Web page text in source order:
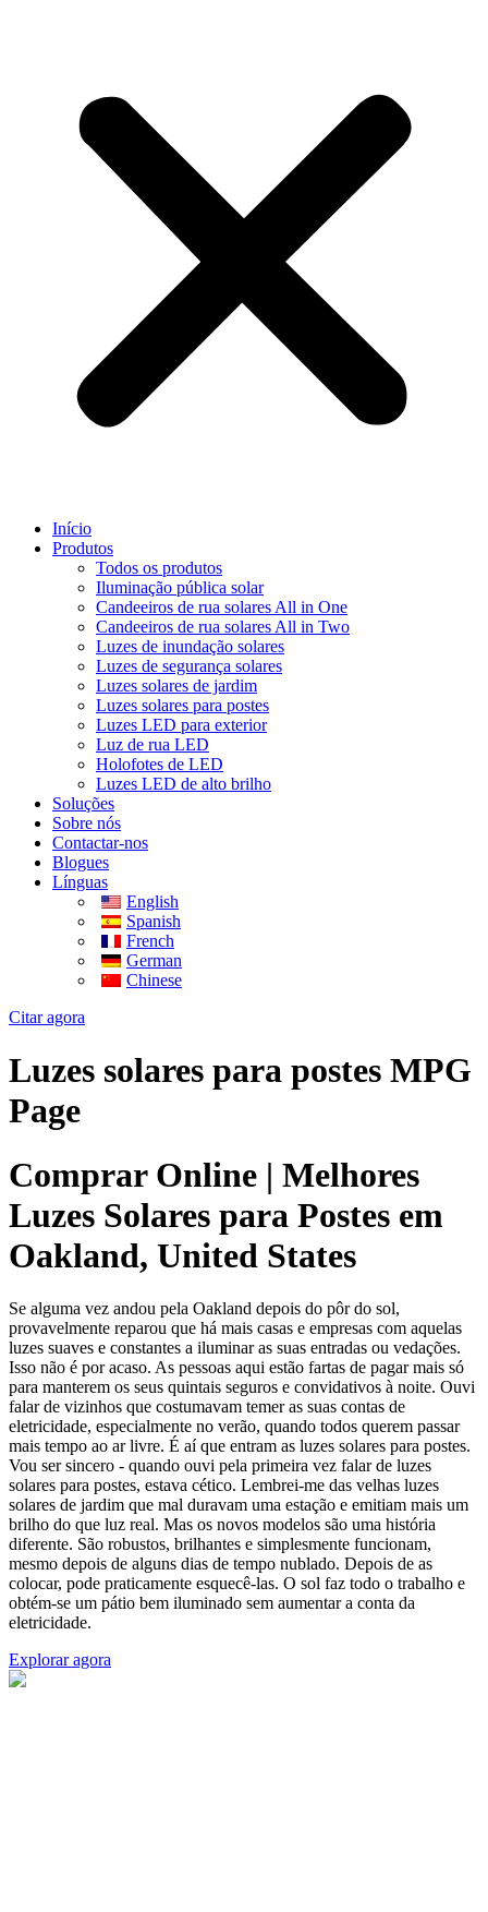
Início
Produtos
Todos os produtos
Iluminação pública solar
Candeeiros de rua solares All in One
Candeeiros de rua solares All in Two
Luzes de inundação solares
Luzes de segurança solares
Luzes solares de jardim
Luzes solares para postes
Luzes LED para exterior
Luz de rua LED
Holofotes de LED
Luzes LED de alto brilho
Soluções
Sobre nós
Contactar-nos
Blogues
Línguas
English
Spanish
French
German
Chinese
Citar agora
Luzes solares para postes MPG
Page
Comprar Online | Melhores
Luzes Solares para Postes em
Oakland, United States
Se alguma vez andou pela Oakland depois do pôr do sol,
provavelmente reparou que há mais casas e empresas com aquelas
luzes suaves e constantes a iluminar as suas entradas ou vedações.
Isso não é por acaso. As pessoas aqui estão fartas de pagar mais só
para manterem os seus quintais seguros e convidativos à noite. Ouvi
falar de vizinhos que costumavam temer as suas contas de
eletricidade, especialmente no verão, quando todos querem passar
mais tempo ao ar livre. É aí que entram as luzes solares para postes.
Vou ser sincero - quando ouvi pela primeira vez falar de luzes
solares para postes, estava cético. Lembrei-me das velhas luzes
solares de jardim que mal duravam uma estação e emitiam mais um
brilho do que luz real. Mas os novos modelos são uma história
diferente. São robustos, brilhantes e simplesmente funcionam,
mesmo depois de alguns dias de tempo nublado. Depois de as
colocar, pode praticamente esquecê-las. O sol faz todo o trabalho e
obtém-se um pátio bem iluminado sem aumentar a conta da
eletricidade.
Explorar agora